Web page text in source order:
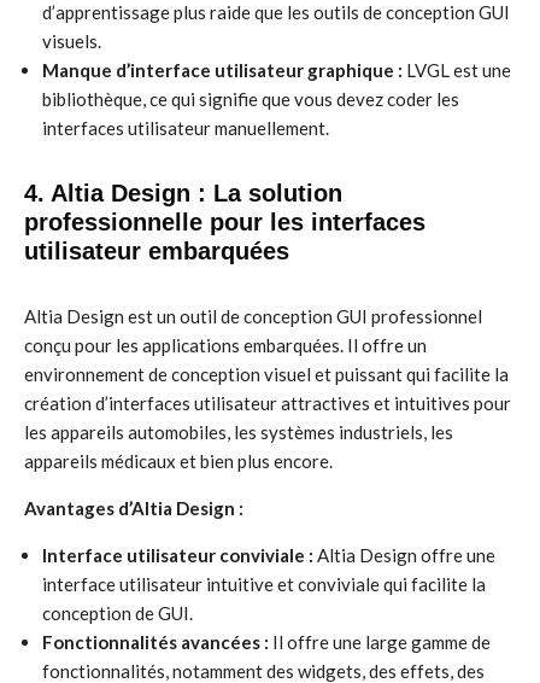
d’apprentissage plus raide que les outils de conception GUI
visuels.
Manque d’interface utilisateur graphique : LVGL est une
bibliothèque, ce qui signifie que vous devez coder les
interfaces utilisateur manuellement.
4. Altia Design : La solution
professionnelle pour les interfaces
utilisateur embarquées
Altia Design est un outil de conception GUI professionnel
conçu pour les applications embarquées. Il offre un
environnement de conception visuel et puissant qui facilite la
création d’interfaces utilisateur attractives et intuitives pour
les appareils automobiles, les systèmes industriels, les
appareils médicaux et bien plus encore.
Avantages d’Altia Design :
Interface utilisateur conviviale : Altia Design offre une
interface utilisateur intuitive et conviviale qui facilite la
conception de GUI.
Fonctionnalités avancées : Il offre une large gamme de
fonctionnalités, notamment des widgets, des effets, des